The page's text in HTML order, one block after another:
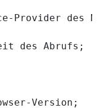
Provider des
des Abrufs;
Version;